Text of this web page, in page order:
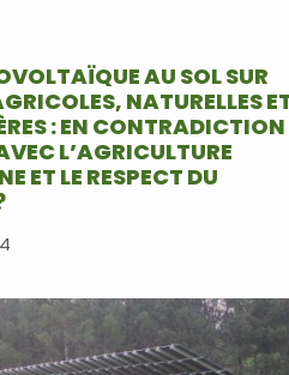
AU SOL SUR
NATURELLES
: EN CONTRADICTION
L’AGRICULTURE
ET LE RESPECT DU